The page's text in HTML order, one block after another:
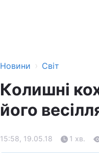
Новини › Світ
Колишні
його
15:58, 19.05.18 1 хв.